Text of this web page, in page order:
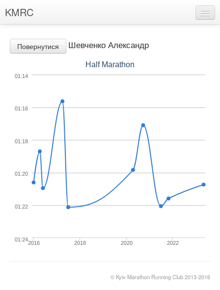
KMRC
Дівчата
Події
Знайшли помилку?
Пропозиції
Повернутися Шевченко Александр
Half Marathon
2016 2018 2020 2022
01:16
01:18
01:20
01:22
01:14
01:24
© Kyiv Marathon Running Club 2013-2016